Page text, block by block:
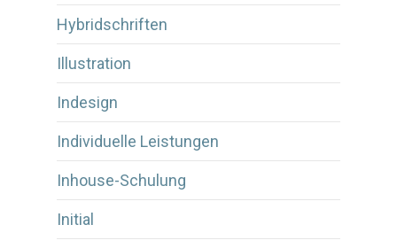
Hybridschriften
Illustration
Indesign
Individuelle Leistungen
Inhouse-Schulung
Initial